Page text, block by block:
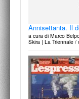
di Valentina Ricciuti
Segno, Attualità
marzo / 2012
Annisettanta. Il
a cura di Marco
Skira | La Triennale /